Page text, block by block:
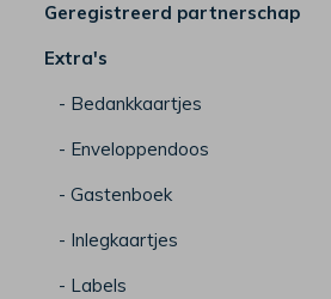
Geregistreerd partnerschap
Extra's
- Bedankkaartjes
- Enveloppendoos
- Gastenboek
- Inlegkaartjes
- Labels